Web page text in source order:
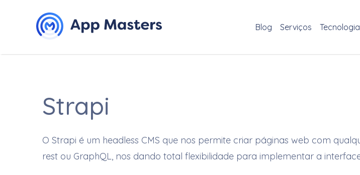
Blog Serviços
Strapi
O Strapi é um headless CMS que nos permite criar páginas web com
rest ou GraphQL, nos dando total flexibilidade para implementar a